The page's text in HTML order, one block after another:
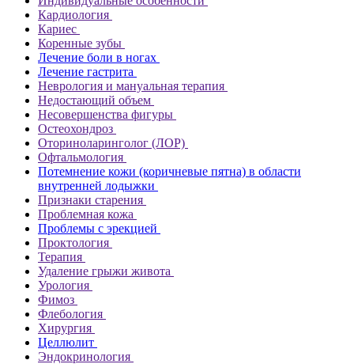
Кардиология
Кариес
Коренные зубы
Лечение боли в ногах
Лечение гастрита
Неврология и мануальная терапия
Недостающий объем
Несовершенства фигуры
Остеохондроз
Оториноларинголог (ЛОР)
Офтальмология
Потемнение кожи (коричневые пятна) в области
внутренней лодыжки
Признаки старения
Проблемная кожа
Проблемы с эрекцией
Проктология
Терапия
Удаление грыжи живота
Урология
Фимоз
Флебология
Хирургия
Целлюлит
Эндокринология